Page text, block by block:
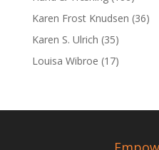
Karen Frost Knudsen (36)
Karen S. Ulrich (35)
Louisa Wibroe (17)